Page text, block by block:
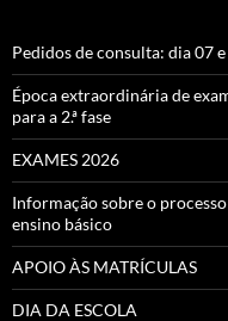
Pedidos de consulta: dia 07
Época extraordinária de
para a 2.ª fase
EXAMES 2026
Informação sobre o
ensino básico
APOIO ÀS MATRÍCULAS
DIA DA ESCOLA